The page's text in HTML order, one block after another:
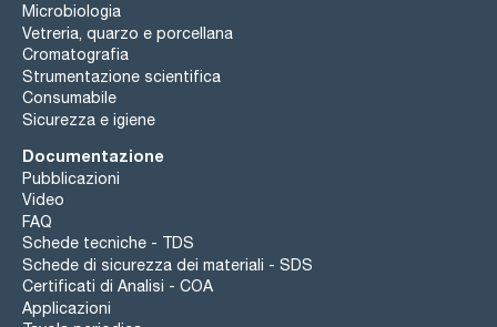
Microbiologia
Vetreria, quarzo e porcellana
Cromatografia
Strumentazione scientifica
Consumabile
Sicurezza e igiene
Documentazione
Pubblicazioni
Video
FAQ
Schede tecniche - TDS
Schede di sicurezza dei materiali - SDS
Certificati di Analisi - COA
Applicazioni